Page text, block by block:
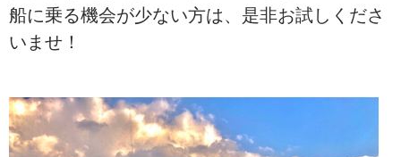
船に乗る機会が少ない方は、是非お試しくださ
いませ！